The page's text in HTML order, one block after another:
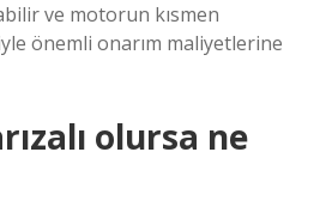
ve motorun kısmen
önemli onarım maliyetlerine
olursa ne